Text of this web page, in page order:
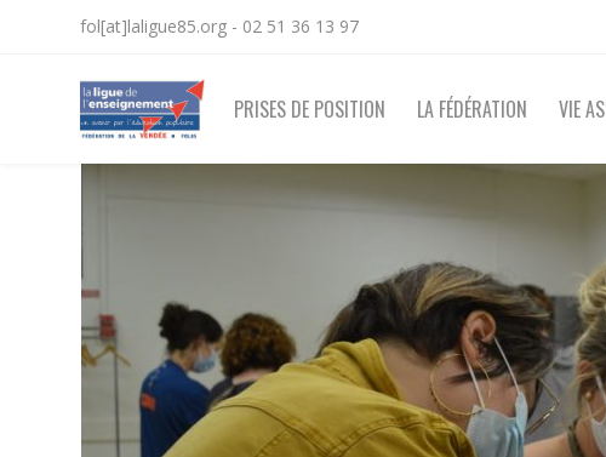
fol[at]laligue85.org - 02 51 36 13 97
PRISES DE POSITION LA FÉDÉRATION VIE